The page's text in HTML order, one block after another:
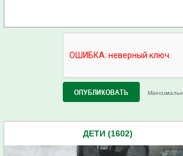
ДЕТИ (1602)